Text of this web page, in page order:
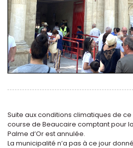
Suite aux conditions climatiques de ce
course de Beaucaire comptant pour
Palme d’Or est annulée.
La municipalité n’a pas à ce jour